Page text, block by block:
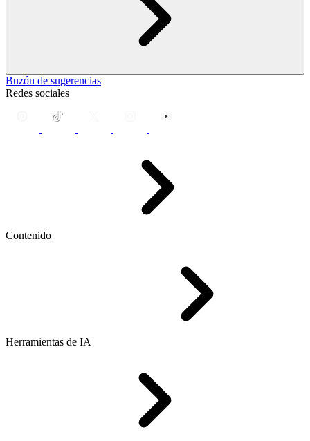
Buzón de sugerencias
Redes sociales
Contenido
Herramientas de IA